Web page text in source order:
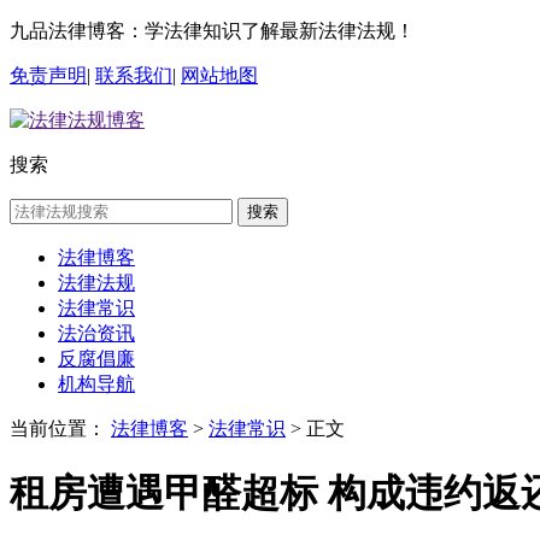
九品法律博客：学法律知识了解最新法律法规！
免责声明| 联系我们| 网站地图
搜索
搜索
法律博客
法律法规
法律常识
法治资讯
反腐倡廉
机构导航
当前位置： 法律博客 > 法律常识 > 正文
租房遭遇甲醛超标 构成违约返